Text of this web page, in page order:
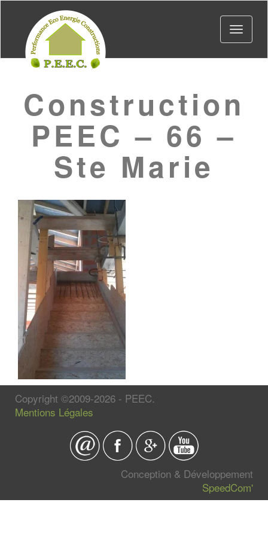
Toggle
Construction
PEEC – 66 –
Ste Marie
Copyright ©2009-2026 - PEEC.
Mentions Légales
Conception & Développement
SpeedCom'